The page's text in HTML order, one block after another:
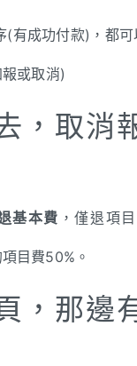
(有成功付款)，都
或取消)
，取消
基本費 ，僅退項
目費50%。
，那邊